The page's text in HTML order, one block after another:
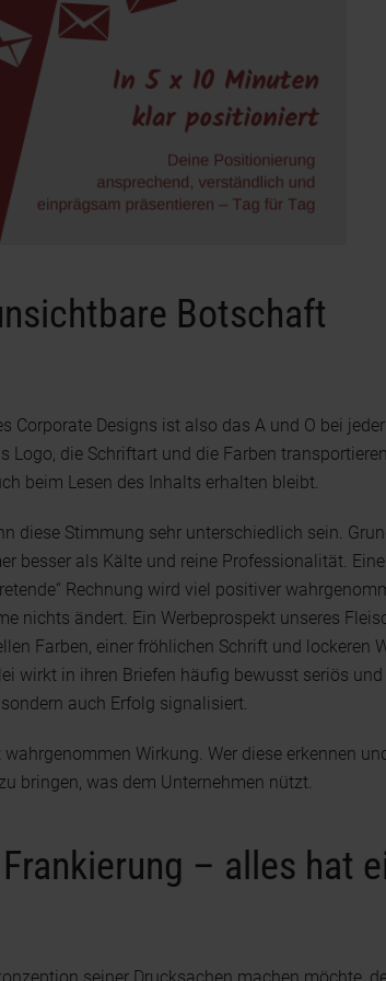
Botschaft
Corporate Designs ist also das A und O bei
Logo, die Schriftart und die Farben
beim Lesen des Inhalts erhalten bleibt.
diese Stimmung sehr unterschiedlich sein.
besser als Kälte und reine Professionalität.
Rechnung wird viel positiver
nichts ändert. Ein Werbeprospekt unseres
Farben, einer fröhlichen Schrift und lockeren
wirkt in ihren Briefen häufig bewusst seriös
auch Erfolg signalisiert.
Wirkung. Wer diese erkennen
bringen, was dem Unternehmen nützt.
– alles hat